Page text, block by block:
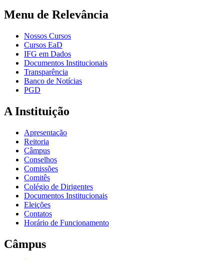
Menu de Relevância
Nossos Cursos
Cursos EaD
IFG em Dados
Documentos Institucionais
Transparência
Banco de Notícias
PGD
A Instituição
Apresentação
Reitoria
Câmpus
Conselhos
Comissões
Comitês
Colégio de Dirigentes
Documentos Institucionais
Eleições
Contatos
Horário de Funcionamento
Câmpus